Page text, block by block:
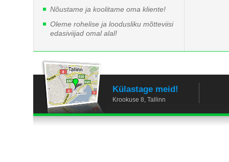
Nõustame ja koolitame oma kliente!
Oleme rohelise ja loodusliku mõtteviisi
edasiviijad omal alal!
Külastage meid!
Krookuse 8, Tallinn